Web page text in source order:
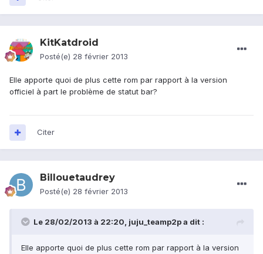
KitKatdroid
Posté(e) 28 février 2013
Elle apporte quoi de plus cette rom par rapport à la version
officiel à part le problème de statut bar?
Citer
Billouetaudrey
Posté(e) 28 février 2013
Le 28/02/2013 à 22:20, juju_teamp2p a dit :
Elle apporte quoi de plus cette rom par rapport à la version